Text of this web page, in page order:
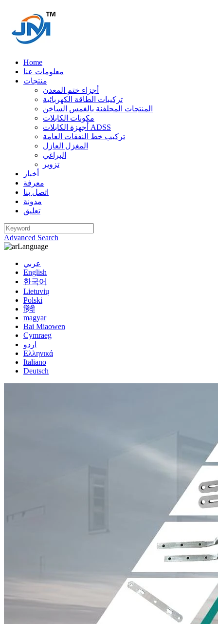
Home
معلومات عنا
منتجات
أجزاء ختم المعدن
تركيبات الطاقة الكهربائية
المنتجات المجلفنة بالغمس الساخن
مكونات الكابلات
أجهزة الكابلات ADSS
تركيب خط النفقات العامة
المغزل العازل
البراغي
تزوير
أخبار
معرفة
اتصل بنا
مدونة
تعليق
Advanced Search
Language
عربي
English
한국어
Lietuvių
Polski
हिंदी
magyar
Bai Miaowen
Cymraeg
اردو
Ελληνικά
Italiano
Deutsch